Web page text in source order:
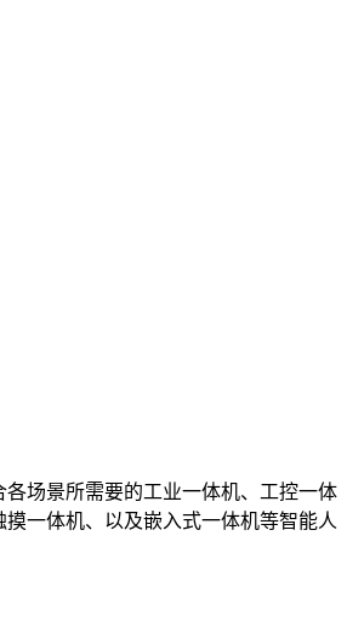
场景所需要的工业一体机、工控一体
一体机、以及嵌入式一体机等智能人